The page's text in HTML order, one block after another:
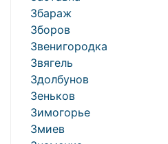
Збараж
Зборов
Звенигородка
Звягель
Здолбунов
Зеньков
Зимогорье
Змиев